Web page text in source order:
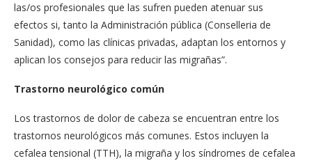
las/os profesionales que las sufren pueden atenuar sus
efectos si, tanto la Administración pública (Conselleria de
Sanidad), como las clínicas privadas, adaptan los entornos y
aplican los consejos para reducir las migrañas”.
Trastorno neurológico común
Los trastornos de dolor de cabeza se encuentran entre los
trastornos neurológicos más comunes. Estos incluyen la
cefalea tensional (TTH), la migraña y los síndromes de cefalea